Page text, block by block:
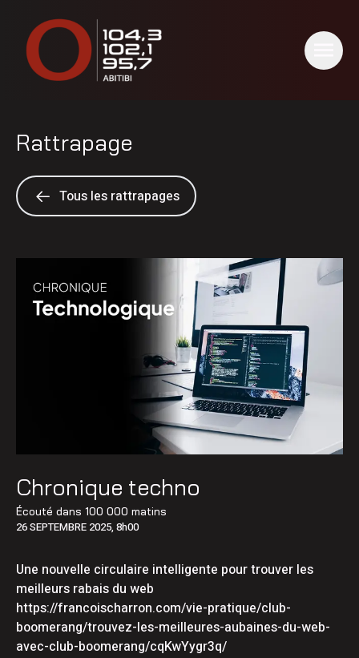
Rattrapage
Tous les rattrapages
Chronique techno
Écouté dans 100 000 matins
26 SEPTEMBRE 2025, 8h00
Une nouvelle circulaire intelligente pour trouver les
meilleurs rabais du web
https://francoischarron.com/vie-pratique/club-
boomerang/trouvez-les-meilleures-aubaines-du-web-
avec-club-boomerang/cqKwYygr3q/